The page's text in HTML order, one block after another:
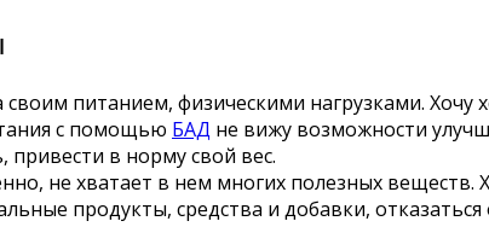
питанием, физическими нагрузками. Хочу
с помощью БАД не вижу возможности
привести в норму свой вес.
не хватает в нем многих полезных веществ.
продукты, средства и добавки,